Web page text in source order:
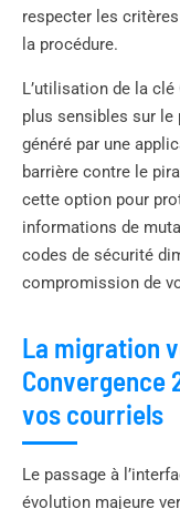
respecter les
la procédure.
L’utilisation de la
plus sensibles sur
généré par une
barrière contre le
cette option pour
informations de
codes de sécurité
compromission de
La migration
Convergence
vos courriels
Le passage à
évolution majeure